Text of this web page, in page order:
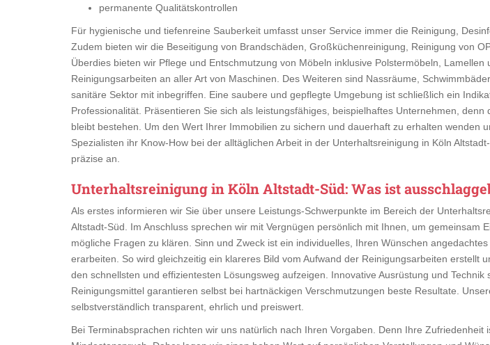
permanente Qualitätskontrollen
Für hygienische und tiefenreine Sauberkeit umfasst unser Service immer die Reinigung,
Zudem bieten wir die Beseitigung von Brandschäden, Großküchenreinigung, Reinigung von
Überdies bieten wir Pflege und Entschmutzung von Möbeln inklusive Polstermöbeln, Lamellen
Reinigungsarbeiten an aller Art von Maschinen. Des Weiteren sind Nassräume,
sanitäre Sektor mit inbegriffen. Eine saubere und gepflegte Umgebung ist schließlich ein
Professionalität. Präsentieren Sie sich als leistungsfähiges, beispielhaftes Unternehmen, denn
bleibt bestehen. Um den Wert Ihrer Immobilien zu sichern und dauerhaft zu erhalten wenden
Spezialisten ihr Know-How bei der alltäglichen Arbeit in der Unterhaltsreinigung in Köln
präzise an.
Unterhaltsreinigung in Köln Altstadt-Süd: Was ist
Als erstes informieren wir Sie über unsere Leistungs-Schwerpunkte im Bereich der
Altstadt-Süd. Im Anschluss sprechen wir mit Vergnügen persönlich mit Ihnen, um gemeinsam
mögliche Fragen zu klären. Sinn und Zweck ist ein individuelles, Ihren Wünschen
erarbeiten. So wird gleichzeitig ein klareres Bild vom Aufwand der Reinigungsarbeiten erstellt
den schnellsten und effizientesten Lösungsweg aufzeigen. Innovative Ausrüstung und Technik
Reinigungsmittel garantieren selbst bei hartnäckigen Verschmutzungen beste Resultate.
selbstverständlich transparent, ehrlich und preiswert.
Bei Terminabsprachen richten wir uns natürlich nach Ihren Vorgaben. Denn Ihre Zufriedenheit